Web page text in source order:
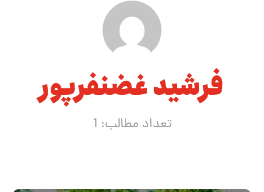
فرشید غضنفرپور
تعداد مطالب: 1